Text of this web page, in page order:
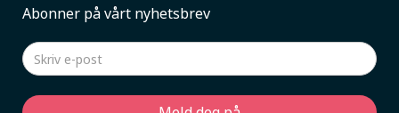
Abonner på vårt nyhetsbrev